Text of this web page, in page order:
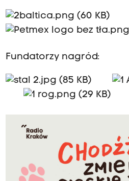
Fundatorzy nagród: